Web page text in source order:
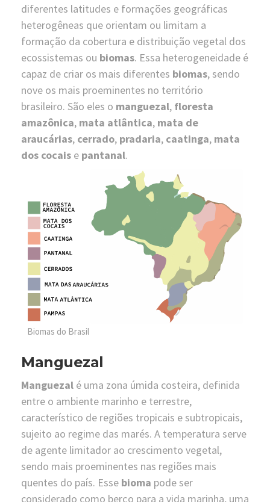
diferentes latitudes e formações geográficas
heterogêneas que orientam ou limitam a
formação da cobertura e distribuição vegetal dos
ecossistemas ou biomas. Essa heterogeneidade é
capaz de criar os mais diferentes biomas, sendo
nove os mais proeminentes no território
brasileiro. São eles o manguezal, floresta
amazônica, mata atlântica, mata de
araucárias, cerrado, pradaria, caatinga, mata
dos cocais e pantanal.
Biomas do Brasil
Manguezal
Manguezal é uma zona úmida costeira, definida
entre o ambiente marinho e terrestre,
característico de regiões tropicais e subtropicais,
sujeito ao regime das marés. A temperatura serve
de agente limitador ao crescimento vegetal,
sendo mais proeminentes nas regiões mais
quentes do país. Esse bioma pode ser
considerado como berço para a vida marinha, uma